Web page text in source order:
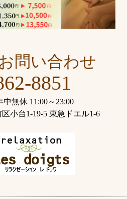
問い合わせ
8851
無休 11:00～23:00
小台1-19-5 東急ドエル1-6